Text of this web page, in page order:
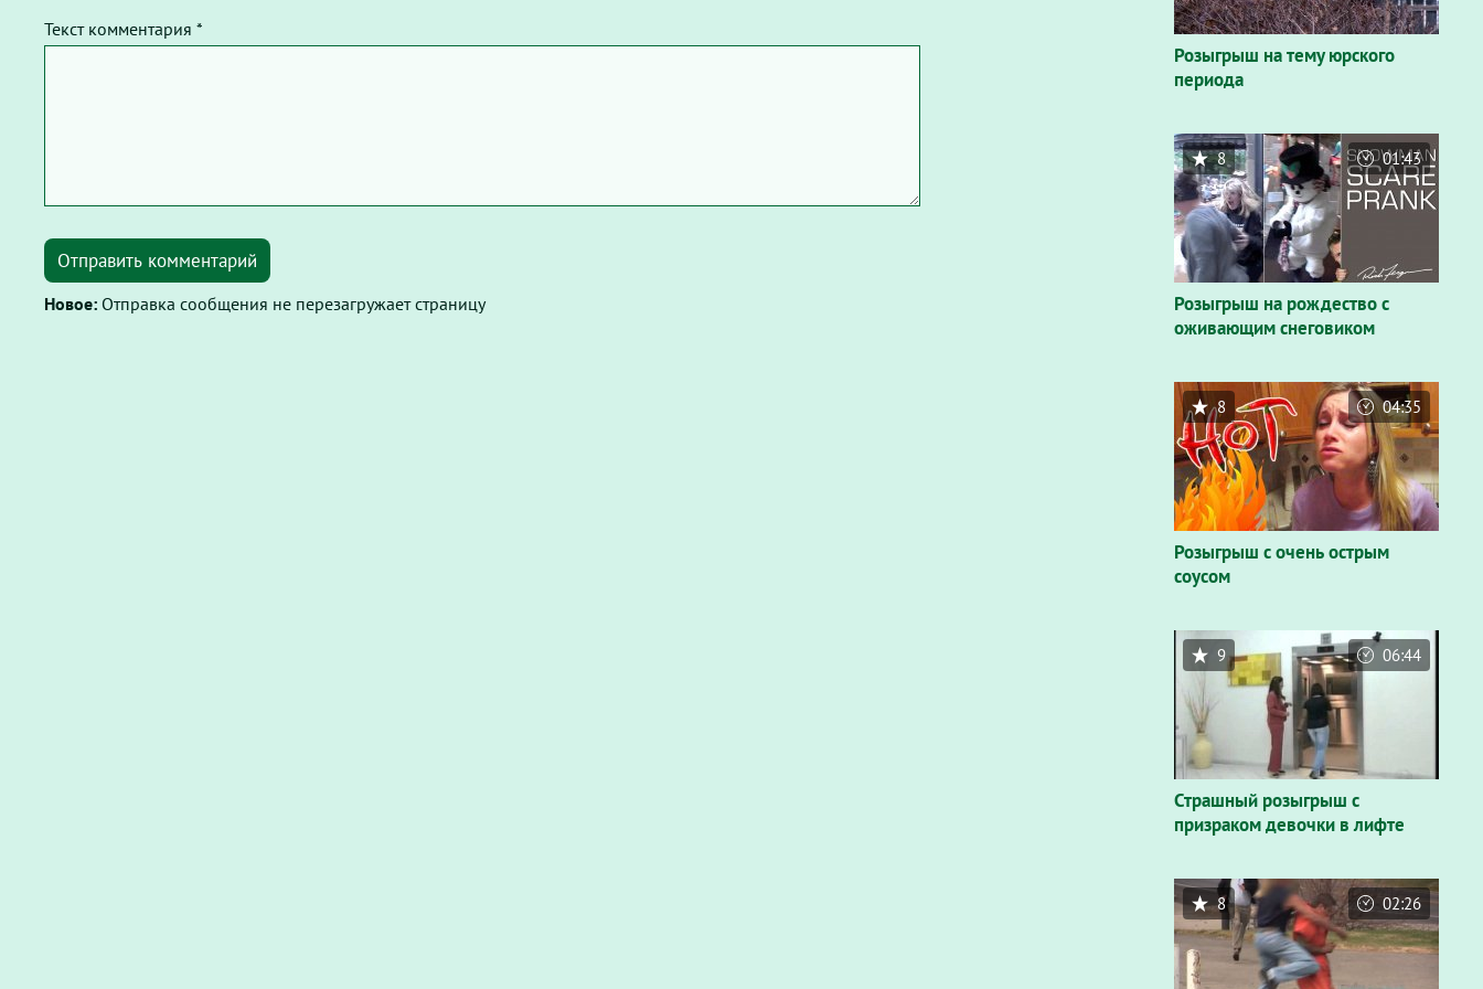
Текст комментария *
Отправить комментарий
Новое: Отправка сообщения не перезагружает страницу
Розыгрыш на тему юрского
периода
Розыгрыш на рождество с
оживающим снеговиком
8 01:43
Розыгрыш с очень острым
соусом
8 04:35
Страшный розыгрыш с
призраком девочки в лифте
9 06:44
8 02:26